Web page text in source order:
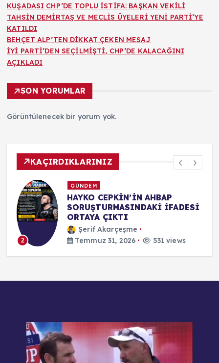
KUŞADASI CHP’DE TOPLU İSTİFA: BAŞKAN VEKİLİ
TAHSİN DEMİRTAŞ VE MECLİS ÜYELERİ YENİ PARTİ’YE
KATILDI
BEHÇET ALP’TEN DİKKAT ÇEKEN MESAJ
İYİ PARTİ’DEN SEÇİLMİŞTİ, CHP’DE KALACAĞINI
AÇIKLADI
SON YORUMLAR
Görüntülenecek bir yorum yok.
KAÇIRDIKLARINIZ
SİYASET
KUŞADASI CHP’DE TOPLU
İSTİFA: BAŞKAN VEKİLİ TAHSİN
DEMİRTAŞ VE MECLİS ÜYELERİ
YENİ PARTİ’YE KATILDI
Şerif Akarçeşme